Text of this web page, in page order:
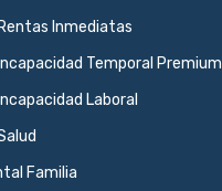
Inmediatas
Temporal Premium
Laboral
Familia